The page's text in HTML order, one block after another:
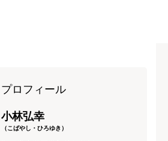
プロフィール
小林弘幸
（こばやし・ひろゆき）